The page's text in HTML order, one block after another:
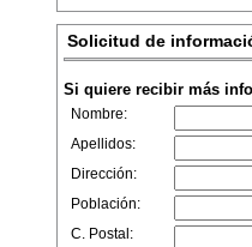
Solicitud de
Si quiere recibir más
Nombre:
Apellidos:
Dirección:
Población:
C. Postal: